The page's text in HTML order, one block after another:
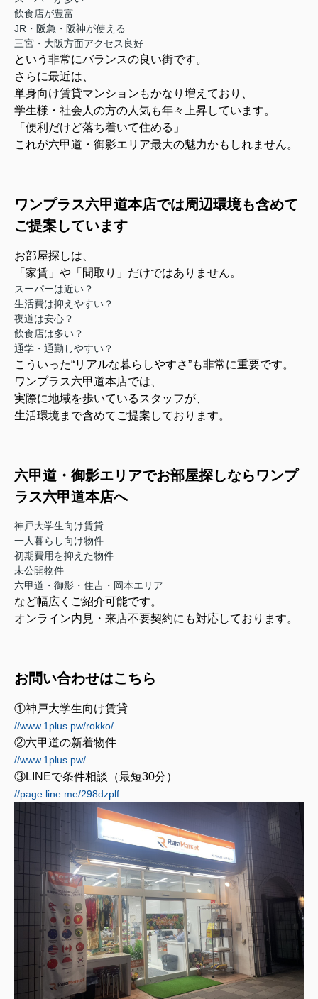
飲食店が豊富
JR・阪急・阪神が使える
三宮・大阪方面アクセス良好
という非常にバランスの良い街です。
さらに最近は、
単身向け賃貸マンションもかなり増えており、
学生様・社会人の方の人気も年々上昇しています。
「便利だけど落ち着いて住める」
これが六甲道・御影エリア最大の魅力かもしれません。
ワンプラス六甲道本店では周辺環境も含めて
ご提案しています
お部屋探しは、
「家賃」や「間取り」だけではありません。
スーパーは近い？
生活費は抑えやすい？
夜道は安心？
飲食店は多い？
通学・通勤しやすい？
こういった“リアルな暮らしやすさ”も非常に重要です。
ワンプラス六甲道本店では、
実際に地域を歩いているスタッフが、
生活環境まで含めてご提案しております。
六甲道・御影エリアでお部屋探しならワンプ
ラス六甲道本店へ
神戸大学生向け賃貸
一人暮らし向け物件
初期費用を抑えた物件
未公開物件
六甲道・御影・住吉・岡本エリア
など幅広くご紹介可能です。
オンライン内見・来店不要契約にも対応しております。
お問い合わせはこちら
①神戸大学生向け賃貸
//www.1plus.pw/rokko/
②六甲道の新着物件
//www.1plus.pw/
③LINEで条件相談（最短30分）
//page.line.me/298dzplf